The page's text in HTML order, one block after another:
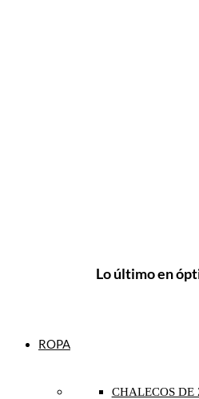
Lo último en
ROPA
CHALECOS DE